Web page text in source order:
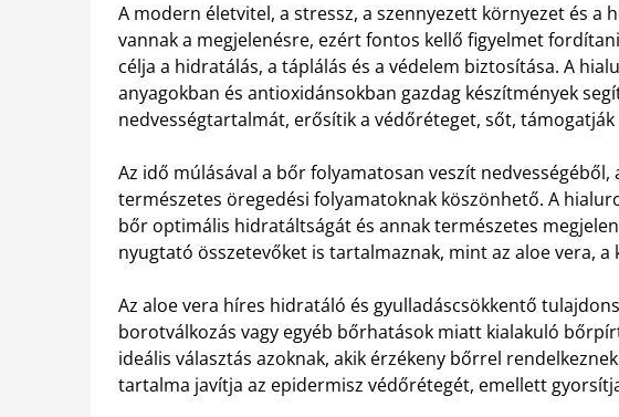
A modern életvitel, a stressz, a szennyezett környezet és a
vannak a megjelenésre, ezért fontos kellő figyelmet
célja a hidratálás, a táplálás és a védelem biztosítása. A
anyagokban és antioxidánsokban gazdag készítmények
nedvességtartalmát, erősítik a védőréteget, sőt,
Az idő múlásával a bőr folyamatosan veszít
természetes öregedési folyamatoknak köszönhető. A
bőr optimális hidratáltságát és annak természetes
nyugtató összetevőket is tartalmaznak, mint az aloe vera, a
Az aloe vera híres hidratáló és gyulladáscsökkentő
borotválkozás vagy egyéb bőrhatások miatt kialakuló
ideális választás azoknak, akik érzékeny bőrrel
tartalma javítja az epidermisz védőrétegét, emellett